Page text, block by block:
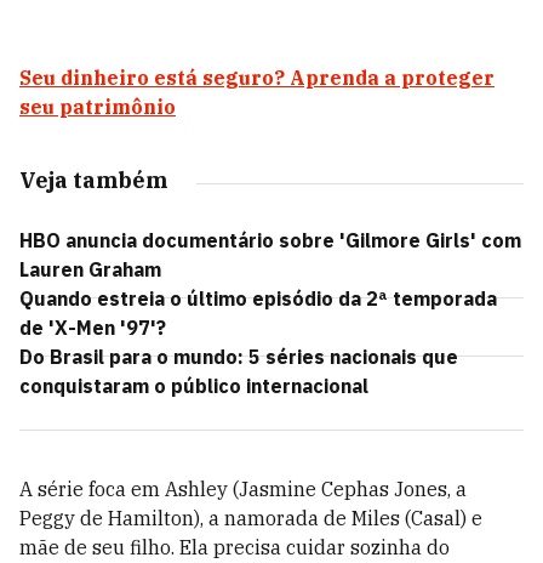
Seu dinheiro está seguro? Aprenda a proteger
seu patrimônio
Veja também
HBO anuncia documentário sobre 'Gilmore Girls' com
Lauren Graham
Quando estreia o último episódio da 2ª temporada
de 'X-Men '97'?
Do Brasil para o mundo: 5 séries nacionais que
conquistaram o público internacional
A série foca em Ashley (Jasmine Cephas Jones, a
Peggy de Hamilton), a namorada de Miles (Casal) e
mãe de seu filho. Ela precisa cuidar sozinha do